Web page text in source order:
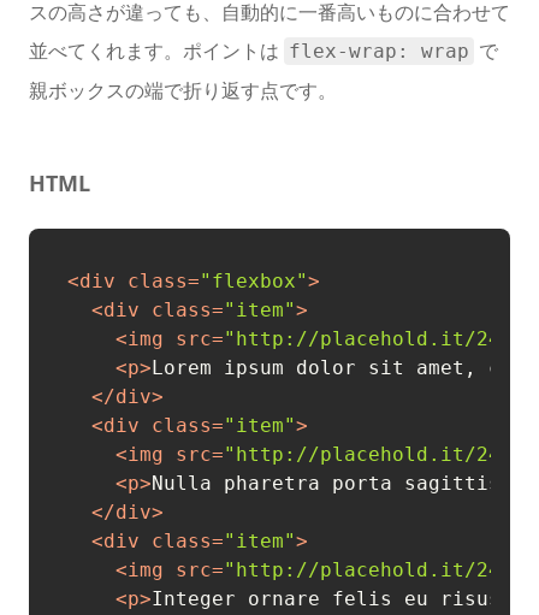
スの高さが違っても、自動的に一番高いものに合わせて
並べてくれます。ポイントは flex-wrap: wrap で
親ボックスの端で折り返す点です。
HTML
<div class="flexbox">
<div class="item">
<img src="http://placehold.it/
<p> Lorem ipsum dolor sit amet,
</div>
<div class="item">
<img src="http://placehold.it/
<p>Nulla pharetra porta sagittis.
</div>
<div class="item">
<img src="http://placehold.it/
<p>Integer ornare felis eu risus